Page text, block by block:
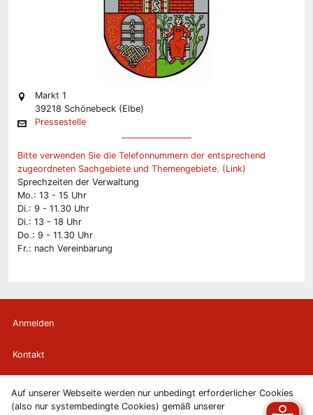
Auf unserer Webseite werden nur unbedingt erforderlicher Cookies
(also nur systembedingte Cookies) gemäß unserer
Markt 1
39218 Schönebeck (Elbe)
Pressestelle
Bitte verwenden Sie die Telefonnummern der entsprechend
zugeordneten Sachgebiete und Themengebiete. (Link)
Sprechzeiten der Verwaltung
Mo.: 13 - 15 Uhr
Di.: 9 - 11.30 Uhr
Di.: 13 - 18 Uhr
Do.: 9 - 11.30 Uhr
Fr.: nach Vereinbarung
Anmelden
Kontakt